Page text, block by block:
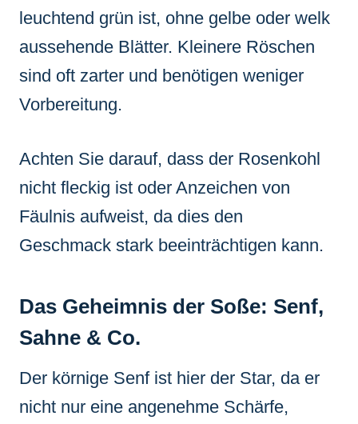
leuchtend grün ist, ohne gelbe oder welk
aussehende Blätter. Kleinere Röschen
sind oft zarter und benötigen weniger
Vorbereitung.
Achten Sie darauf, dass der Rosenkohl
nicht fleckig ist oder Anzeichen von
Fäulnis aufweist, da dies den
Geschmack stark beeinträchtigen kann.
Das Geheimnis der Soße: Senf,
Sahne & Co.
Der körnige Senf ist hier der Star, da er
nicht nur eine angenehme Schärfe,